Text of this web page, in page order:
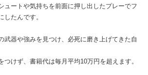
ュートや気持ちを前面に押し出したプレーでフ
したんです。
武器や強みを見つけ、必死に磨き上げてきた自
つけず、書籍代は毎月平均10万円を超えます。